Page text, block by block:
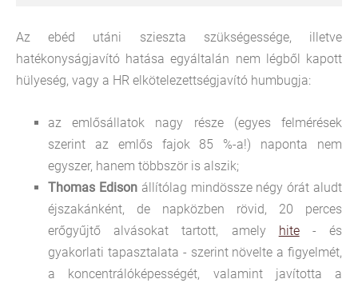
Az ebéd utáni szieszta szükségessége, illetve
hatékonyságjavító hatása egyáltalán nem légből kapott
hülyeség, vagy a HR elkötelezettségjavító humbugja:
az emlősállatok nagy része (egyes felmérések
szerint az emlős fajok 85 %-a!) naponta nem
egyszer, hanem többször is alszik;
Thomas Edisonállítólag mindössze négy órát aludt
éjszakánként, de napközben rövid, 20 perces
erőgyűjtő alvásokat tartott, amely hite- és
gyakorlati tapasztalata - szerint növelte a figyelmét,
a koncentrálóképességét, valamint javította a